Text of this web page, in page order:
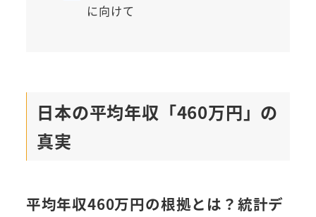
に向けて
日本の平均年収「460万円」の
真実
平均年収460万円の根拠とは？統計デ